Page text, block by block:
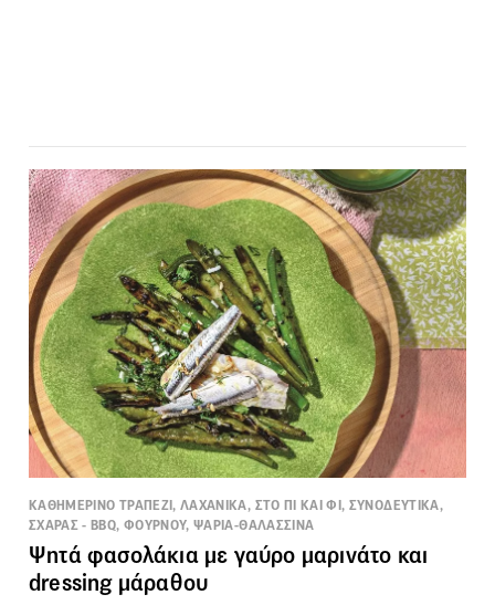
ΚΑΘΗΜΕΡΙΝΟ ΤΡΑΠΕΖΙ, ΛΑΧΑΝΙΚΑ, ΣΤΟ ΠΙ ΚΑΙ ΦΙ, ΣΥΝΟΔΕΥΤΙΚΑ,
ΣΧΑΡΑΣ - BBQ, ΦΟΥΡΝΟΥ, ΨΑΡΙΑ-ΘΑΛΑΣΣΙΝΑ
Ψητά φασολάκια με γαύρο μαρινάτο και
dressing μάραθου